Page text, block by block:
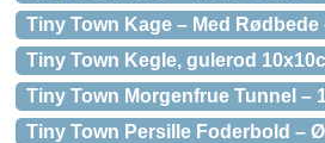
Tiny Town Kage – Med
Tiny Town Kegle, gulerod
Tiny Town Morgenfrue Tunnel –
Tiny Town Persille Foderbold –